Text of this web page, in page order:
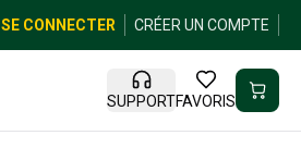
SE CONNECTER CRÉER UN COMPTE
SUPPORTFAVORIS